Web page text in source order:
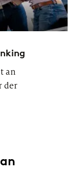
an
der